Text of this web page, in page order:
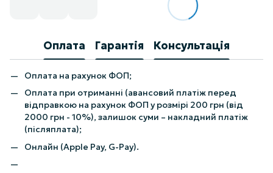
Оплата Гарантія Консультація
Оплата на рахунок ФОП;
Оплата при отриманні (авансовий платіж перед
відправкою на рахунок ФОП у розмірі 200 грн (від
2000 грн - 10%), залишок суми – накладний платіж
(післяплата);
Онлайн (Apple Pay, G-Pay).